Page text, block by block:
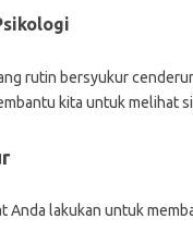
rutin bersyukur
kita untuk melihat
Anda lakukan untuk